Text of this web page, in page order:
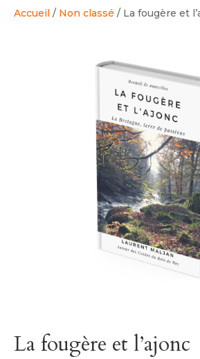
Accueil / Non classé / La fougère et
La fougère et l’ajonc